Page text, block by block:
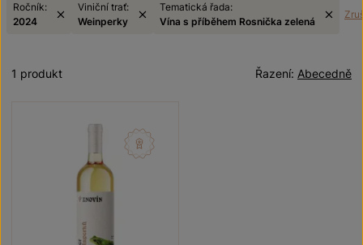
Ročník:
2024
Viniční trať:
Weinperky
Tematická řada:
Vína s příběhem Rosnička zelená
Abecedně
Řazení:
1 produkt